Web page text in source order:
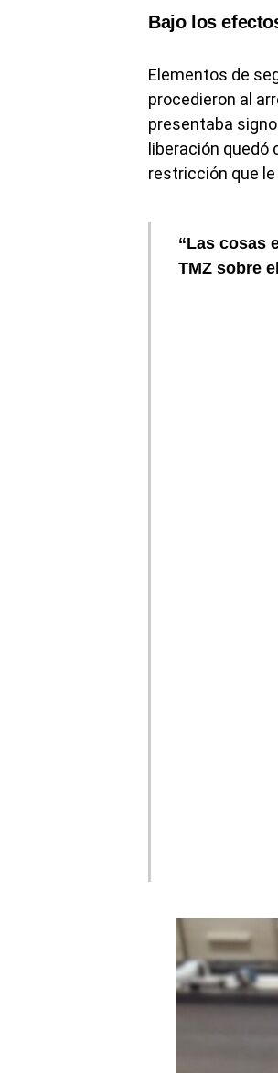
Bajo los
Elementos de
procedieron al
presentaba
liberación
restricción que
“Las cosas
TMZ sobre